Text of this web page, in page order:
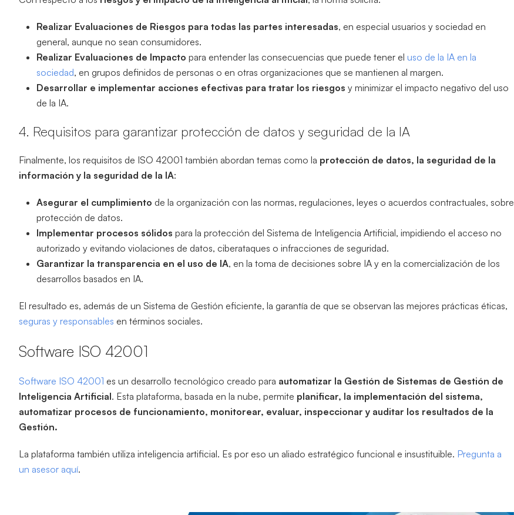
Realizar Evaluaciones de Riesgos para todas las partes interesadas, en especial usuarios y sociedad en
general, aunque no sean consumidores.
Realizar Evaluaciones de Impacto para entender las consecuencias que puede tener el uso de la IA en la
sociedad, en grupos definidos de personas o en otras organizaciones que se mantienen al margen.
Desarrollar e implementar acciones efectivas para tratar los riesgos y minimizar el impacto negativo del uso
de la IA.
4. Requisitos para garantizar protección de datos y seguridad de la IA
Finalmente, los requisitos de ISO 42001 también abordan temas como la protección de datos, la seguridad de la
información y la seguridad de la IA:
Asegurar el cumplimiento de la organización con las normas, regulaciones, leyes o acuerdos contractuales, sobre
protección de datos.
Implementar procesos sólidos para la protección del Sistema de Inteligencia Artificial, impidiendo el acceso no
autorizado y evitando violaciones de datos, ciberataques o infracciones de seguridad.
Garantizar la transparencia en el uso de IA, en la toma de decisiones sobre IA y en la comercialización de los
desarrollos basados en IA.
El resultado es, además de un Sistema de Gestión eficiente, la garantía de que se observan las mejores prácticas éticas,
seguras y responsables en términos sociales.
Software ISO 42001
Software ISO 42001 es un desarrollo tecnológico creado para automatizar la Gestión de Sistemas de Gestión de
Inteligencia Artificial. Esta plataforma, basada en la nube, permite planificar, la implementación del sistema,
automatizar procesos de funcionamiento, monitorear, evaluar, inspeccionar y auditar los resultados de la
Gestión.
La plataforma también utiliza inteligencia artificial. Es por eso un aliado estratégico funcional e insustituible. Pregunta a
un asesor aquí.